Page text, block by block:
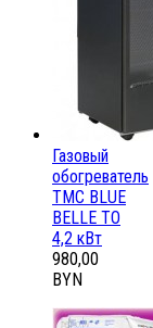
Газовый
обогреватель
ТМС BLUE
BELLE ТО
4,2 кВт
980,00
BYN